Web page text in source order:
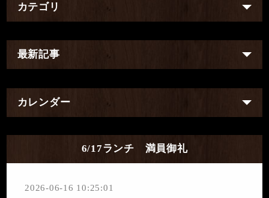
カテゴリ
最新記事
カレンダー
6/17ランチ 満員御礼
2026-06-16 10:25:01